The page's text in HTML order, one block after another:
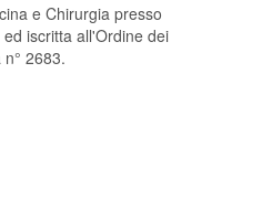
e Chirurgia presso
iscritta all'Ordine dei
2683.